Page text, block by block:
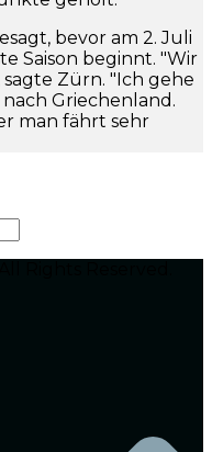
bevor am 2. Juli
Saison beginnt. "Wir
Zürn. "Ich gehe
Griechenland.
man fährt sehr